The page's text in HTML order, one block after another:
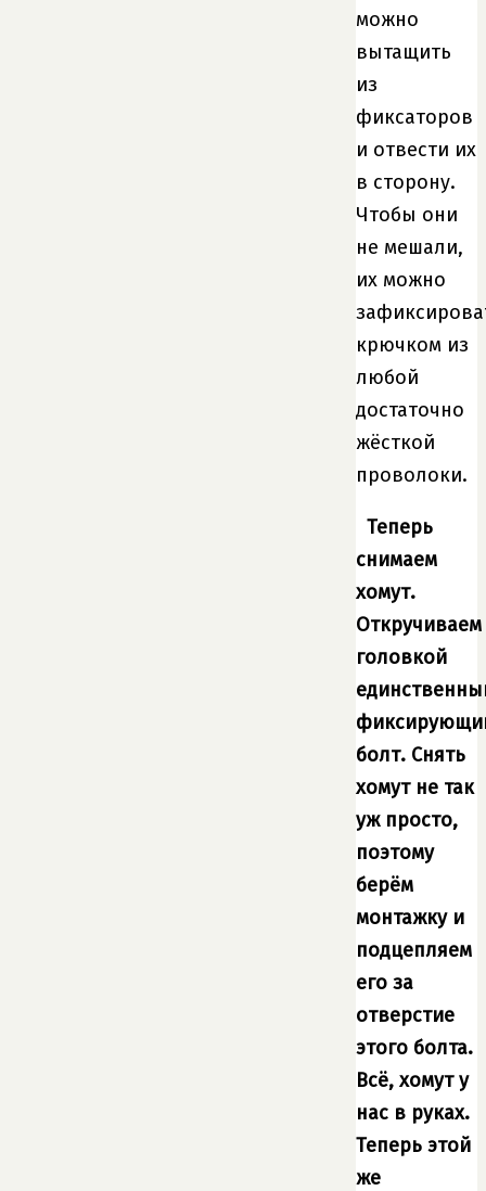
можно
вытащить
из
фиксаторов
и отвести их
в сторону.
Чтобы они
не мешали,
их можно
крючком из
любой
достаточно
жёсткой
проволоки.
Теперь
снимаем
хомут.
Откручиваем
головкой
болт. Снять
хомут не так
уж просто,
поэтому
берём
монтажку и
подцепляем
его за
отверстие
этого болта.
Всё, хомут у
нас в руках.
Теперь этой
же